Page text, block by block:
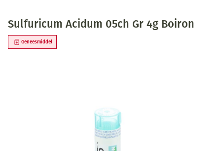
Sulfuricum Acidum 05ch Gr 4g Boiron
Geneesmiddel